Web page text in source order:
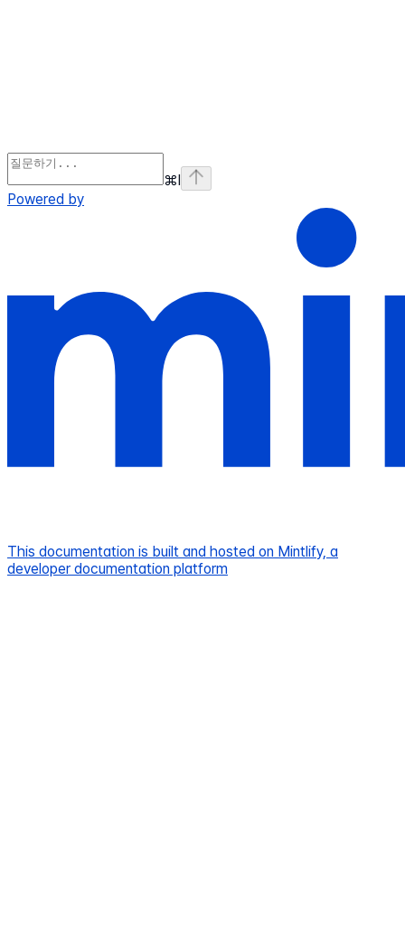
⌘I
Powered by
This documentation is built and hosted on Mintlify, a
developer documentation platform